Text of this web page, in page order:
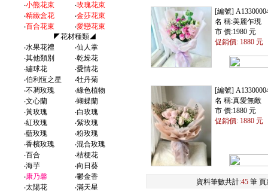
‧小熊花束 ‧玫瑰花束
‧精緻盒花 ‧金莎花束
‧百合花束 ‧愛戀花束
◤花材種類◢
‧水果花禮 ‧仙人掌
‧其他類別 ‧乾燥花
‧繡球花 ‧愛情花
‧伯利恆之星 ‧牡丹菊
‧不凋玫瑰 ‧綠色植物
‧文心蘭 ‧蝴蝶蘭
‧黃玫瑰 ‧白玫瑰
‧紅玫瑰 ‧紫玫瑰
‧藍玫瑰 ‧粉玫瑰
‧香檳玫瑰 ‧混合玫瑰
‧百合 ‧桔梗花
‧海芋 ‧向日葵
‧康乃馨 ‧鬱金香
‧太陽花 ‧滿天星
[編號]
名 稱:美麗乍現
市 價:1980 元
促銷價: 1880 元
[編號]
名 稱:真愛無敵
市 價:1880 元
促銷價: 1880 元
資料筆數共計:45筆 頁